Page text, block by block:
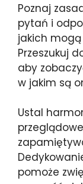
Poznaj
pytań i
jakich
Przeszukuj
aby
w jakim są
Ustal
pomoże